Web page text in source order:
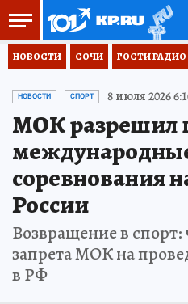
НОВОСТИ СОЧИ ГОСТИ РАДИО
НОВОСТИ СПОРТ 8 июля 2026
МОК разрешил
соревнования
России
Возвращение в спорт:
запрета МОК на
в РФ